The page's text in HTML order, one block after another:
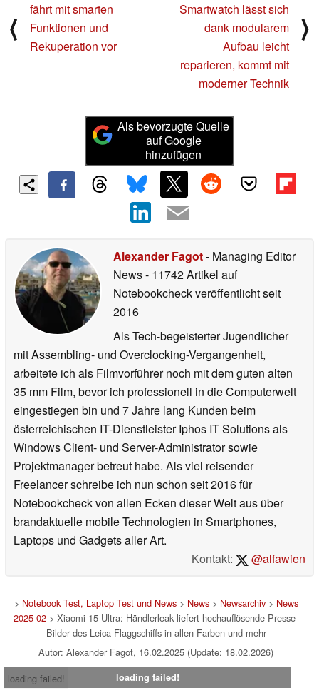
⟨
fährt mit smarten
Funktionen und
Rekuperation vor
Smartwatch lässt sich
dank modularem
Aufbau leicht
reparieren, kommt mit
moderner Technik
⟩
Als bevorzugte Quelle
auf Google
hinzufügen
Alexander Fagot- Managing Editor
News- 11742 Artikel auf
Notebookcheck veröffentlichtseit
2016
Als Tech-begeisterter Jugendlicher
mit Assembling- und Overclocking-Vergangenheit,
arbeitete ich als Filmvorführer noch mit dem guten alten
35 mm Film, bevor ich professionell in die Computerwelt
eingestiegen bin und 7 Jahre lang Kunden beim
österreichischen IT-Dienstleister Iphos IT Solutions als
Windows Client- und Server-Administrator sowie
Projektmanager betreut habe. Als viel reisender
Freelancer schreibe ich nun schon seit 2016 für
Notebookcheck von allen Ecken dieser Welt aus über
brandaktuelle mobile Technologien in Smartphones,
Laptops und Gadgets aller Art.
Kontakt:
@alfawien
> Notebook Test, Laptop Test und News> News> Newsarchiv> News
2025-02 > Xiaomi 15 Ultra: Händlerleak liefert hochauflösende Presse-
Bilder des Leica-Flaggschiffs in allen Farben und mehr
Autor: Alexander Fagot, 16.02.2025 (Update: 18.02.2026)
loading failed!
loading failed!